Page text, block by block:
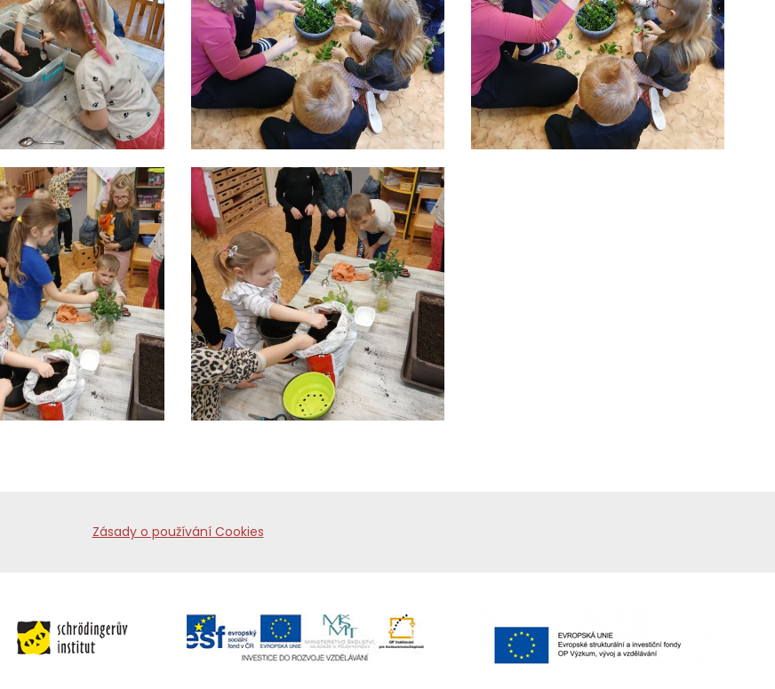
Zásady o používání Cookies